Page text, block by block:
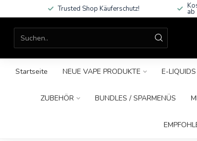
Trusted Shop Käuferschutz!
Startseite NEUE VAPE PRODUKTE E-LIQUIDS
ZUBEHÖR BUNDLES / SPARMENÜS